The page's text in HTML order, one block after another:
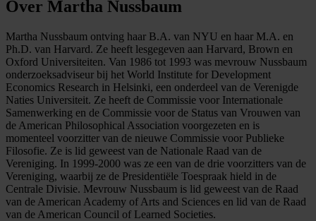
Over Martha Nussbaum
Martha Nussbaum ontving haar B.A. van NYU en haar M.A. en
Ph.D. van Harvard. Ze heeft lesgegeven aan Harvard, Brown en
Oxford Universiteiten. Van 1986 tot 1993 was mevrouw Nussbaum
onderzoeksadviseur bij het World Institute for Development
Economics Research in Helsinki, een onderdeel van de Verenigde
Naties Universiteit. Ze heeft de Commissie voor Internationale
Samenwerking en de Commissie voor de Status van Vrouwen van
de American Philosophical Association voorgezeten en is
momenteel voorzitter van de nieuwe Commissie voor Publieke
Filosofie. Ze is lid geweest van de Nationale Raad van de
Vereniging. In 1999-2000 was ze een van de drie voorzitters van de
Vereniging, waarbij ze de Presidentiële Toespraak hield in de
Centrale Divisie. Mevrouw Nussbaum is lid geweest van de Raad
van de American Academy of Arts and Sciences en lid van de Raad
van de American Council of Learned Societies.